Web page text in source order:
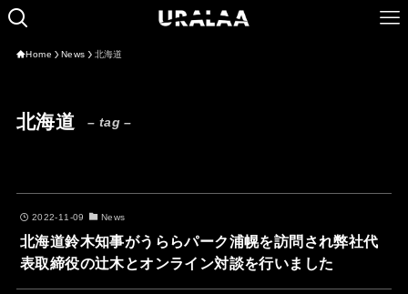
Home News 北海道
北海道 – tag –
2022-11-09 News
北海道鈴木知事がうららパーク浦幌を訪問され弊社代
表取締役の辻木とオンライン対談を行いました